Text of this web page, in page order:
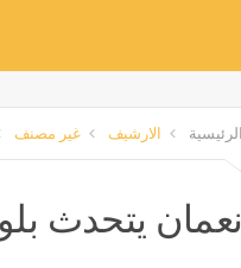
الرئيسية الارشيف غير مصنف
نعمان يتحدث